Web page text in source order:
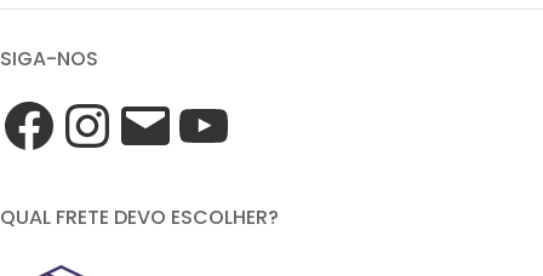
SIGA-NOS
QUAL FRETE DEVO ESCOLHER?